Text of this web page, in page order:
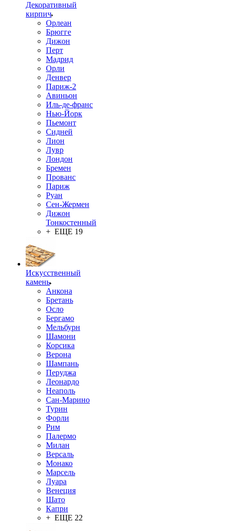
Декоративный
кирпич
Орлеан
Брюгге
Дижон
Перт
Мадрид
Орли
Денвер
Париж-2
Авиньон
Иль-де-франс
Нью-Йорк
Пьемонт
Сидней
Лион
Лувр
Лондон
Бремен
Прованс
Париж
Руан
Сен-Жермен
Дижон
Тонкостенный
+ ЕЩЕ 19
Искусственный
камень
Анкона
Бретань
Осло
Бергамо
Мельбурн
Шамони
Корсика
Верона
Шампань
Перуджа
Леонардо
Неаполь
Сан-Марино
Турин
Форли
Рим
Палермо
Милан
Версаль
Монако
Марсель
Луара
Венеция
Шато
Капри
+ ЕЩЕ 22